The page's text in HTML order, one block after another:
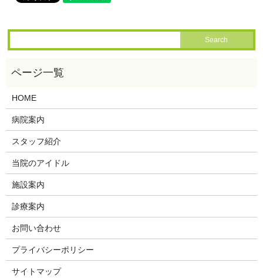
HOME
病院案内
スタッフ紹介
当院のアイドル
施設案内
診療案内
お問い合わせ
プライバシーポリシー
サイトマップ